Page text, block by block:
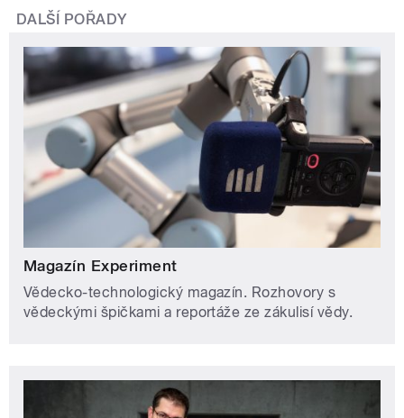
DALŠÍ POŘADY
Magazín Experiment
Vědecko-technologický magazín. Rozhovory s
vědeckými špičkami a reportáže ze zákulisí vědy.